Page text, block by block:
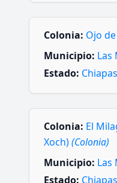
Colonia: Ojo
Municipio: Las
Estado: Chiapas
Colonia: El
Xoch)(Colonia)
Municipio: Las
Estado: Chiapas